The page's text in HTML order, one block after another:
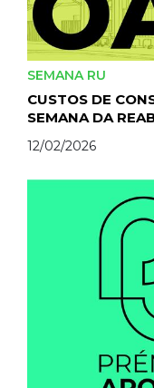
SEMANA RU
CUSTOS DE
SEMANA DA
12/02/2026